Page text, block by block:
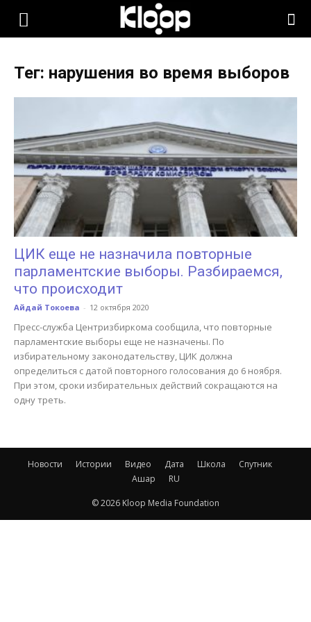
KLOOP.KG
Новости
Кыргызстана
Тег: нарушения во время выборов
ЦИК еще не назначила повторные
парламентские выборы. Разбираемся,
что происходит
Айдай Токоева - 12 октября 2020
Пресс-служба Центризбиркома сообщила, что повторные
парламентские выборы еще не назначены. По
избирательному законодательству, ЦИК должна
определиться с датой повторного голосования до 6 ноября.
При этом, сроки избирательных действий сокращаются на
одну треть.
Новости Истории Видео Дата Школа
Спутник
Ашар
RU
© 2026 Kloop Media Foundation